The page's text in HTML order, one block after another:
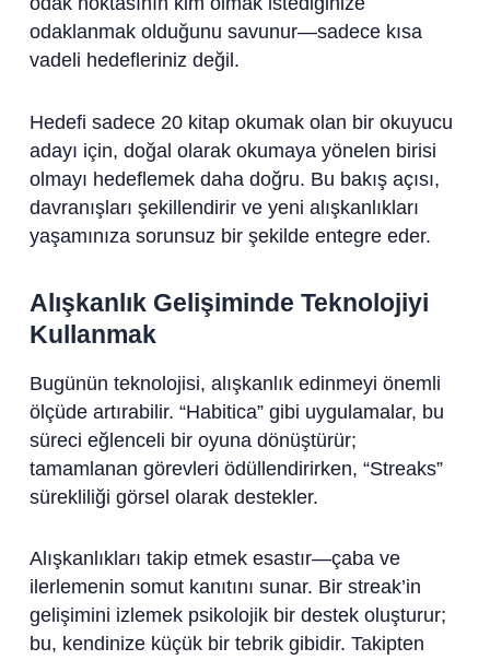
odaklanmak olduğunu savunur—sadece kısa
vadeli hedefleriniz değil.
Hedefi sadece 20 kitap okumak olan bir okuyucu
adayı için, doğal olarak okumaya yönelen birisi
olmayı hedeflemek daha doğru. Bu bakış açısı,
davranışları şekillendirir ve yeni alışkanlıkları
yaşamınıza sorunsuz bir şekilde entegre eder.
Alışkanlık Gelişiminde Teknolojiyi
Kullanmak
Bugünün teknolojisi, alışkanlık edinmeyi önemli
ölçüde artırabilir. “Habitica” gibi uygulamalar, bu
süreci eğlenceli bir oyuna dönüştürür;
tamamlanan görevleri ödüllendirirken, “Streaks”
sürekliliği görsel olarak destekler.
Alışkanlıkları takip etmek esastır—çaba ve
ilerlemenin somut kanıtını sunar. Bir streak’in
gelişimini izlemek psikolojik bir destek oluşturur;
bu, kendinize küçük bir tebrik gibidir. Takipten